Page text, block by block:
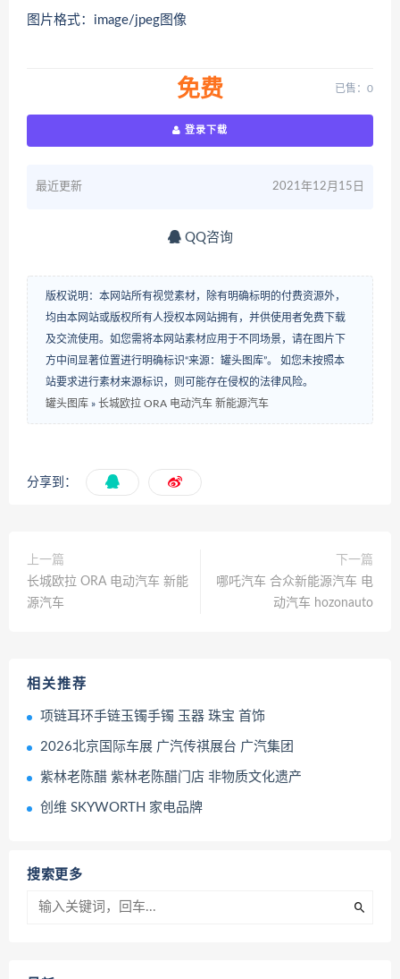
图片格式：image/jpeg图像
免费 已售：0
登录下载
最近更新 2021年12月15日
QQ咨询
版权说明：本网站所有视觉素材，除有明确标明的付费资源外，
均由本网站或版权所有人授权本网站拥有，并供使用者免费下载
及交流使用。如您需将本网站素材应用于不同场景，请在图片下
方中间显著位置进行明确标识“来源：罐头图库”。 如您未按照本
站要求进行素材来源标识，则可能存在侵权的法律风险。
罐头图库 » 长城欧拉 ORA 电动汽车 新能源汽车
分享到：
上一篇
长城欧拉 ORA 电动汽车 新能
源汽车
下一篇
哪吒汽车 合众新能源汽车 电
动汽车 hozonauto
相关推荐
项链耳环手链玉镯手镯 玉器 珠宝 首饰
2026北京国际车展 广汽传祺展台 广汽集团
紫林老陈醋 紫林老陈醋门店 非物质文化遗产
创维 SKYWORTH 家电品牌
搜索更多